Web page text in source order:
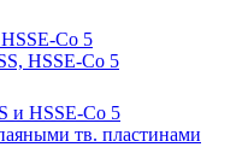
Co 5
HSSE-Co 5
и HSSE-Co 5
тв. пластинами